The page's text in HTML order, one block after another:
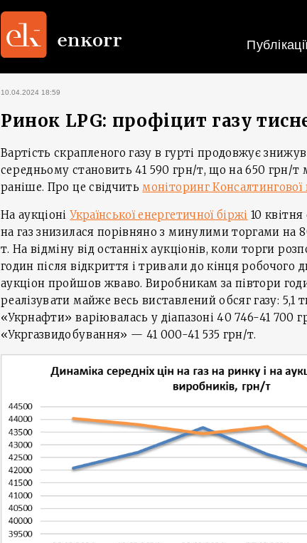
10.04.2024 18:59
Ринок LPG: профіцит газу
Вартість скрапленого газу в гурті продовжує
середньому становить 41 590 грн/т, що на 650 грн/
раніше. Про це свідчитьмоніторинг
На аукціоніУкраїнської енергетичної біржі 10
на газ знизилася порівняно з минулими торгами на
т. На відміну від останніх аукціонів, коли торги
годин після відкриття і тривали до кінця робочого
аукціон пройшов жваво. Виробникам за півтори
реалізувати майже весь виставлений обсяг газу: 5,1
«Укрнафти» варіювалась у діапазоні 40 746-41 700
«Укргазвидобування» — 41 000-41 535 грн/т.